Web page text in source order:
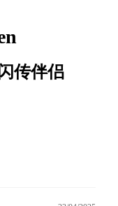
传伴侣